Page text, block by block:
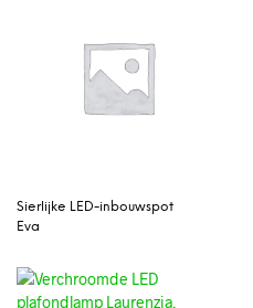
Sierlijke LED-inbouwspot
Eva